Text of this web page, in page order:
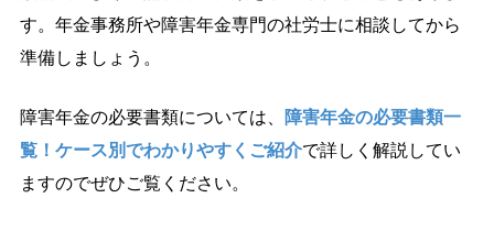
す。年金事務所や障害年金専門の社労士に相談してから
準備しましょう。
障害年金の必要書類については、
障害年金の必要書類一
覧！ケース別でわかりやすくご紹介で詳しく解説してい
ますのでぜひご覧ください。